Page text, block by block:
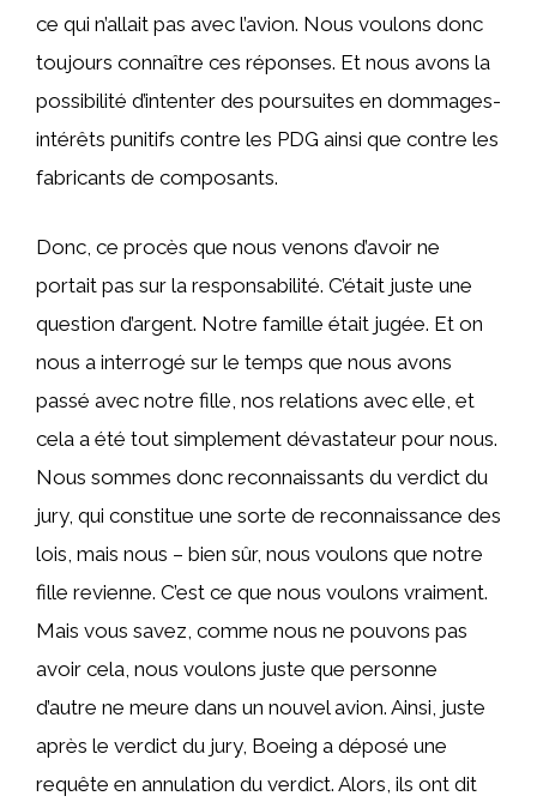
ce qui n’allait pas avec l’avion. Nous voulons donc
toujours connaître ces réponses. Et nous avons la
possibilité d’intenter des poursuites en dommages-
intérêts punitifs contre les PDG ainsi que contre les
fabricants de composants.
Donc, ce procès que nous venons d’avoir ne
portait pas sur la responsabilité. C’était juste une
question d’argent. Notre famille était jugée. Et on
nous a interrogé sur le temps que nous avons
passé avec notre fille, nos relations avec elle, et
cela a été tout simplement dévastateur pour nous.
Nous sommes donc reconnaissants du verdict du
jury, qui constitue une sorte de reconnaissance des
lois, mais nous – bien sûr, nous voulons que notre
fille revienne. C’est ce que nous voulons vraiment.
Mais vous savez, comme nous ne pouvons pas
avoir cela, nous voulons juste que personne
d’autre ne meure dans un nouvel avion. Ainsi, juste
après le verdict du jury, Boeing a déposé une
requête en annulation du verdict. Alors, ils ont dit